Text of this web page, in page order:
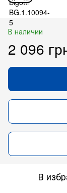
В наличии
2 096
В